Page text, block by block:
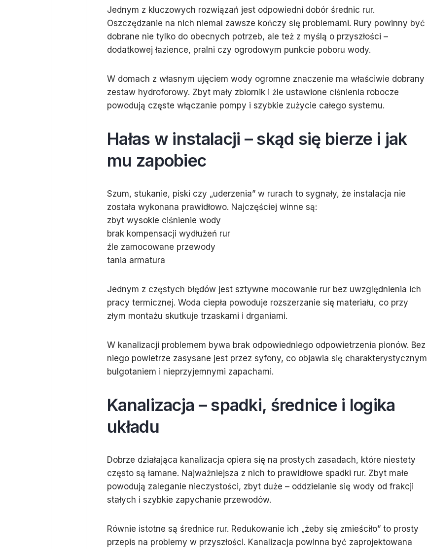
Jednym z kluczowych rozwiązań jest odpowiedni dobór średnic rur.
Oszczędzanie na nich niemal zawsze kończy się problemami. Rury powinny być
dobrane nie tylko do obecnych potrzeb, ale też z myślą o przyszłości –
dodatkowej łazience, pralni czy ogrodowym punkcie poboru wody.
W domach z własnym ujęciem wody ogromne znaczenie ma właściwie dobrany
zestaw hydroforowy. Zbyt mały zbiornik i źle ustawione ciśnienia robocze
powodują częste włączanie pompy i szybkie zużycie całego systemu.
Hałas w instalacji – skąd się bierze i jak
mu zapobiec
Szum, stukanie, piski czy „uderzenia” w rurach to sygnały, że instalacja nie
została wykonana prawidłowo. Najczęściej winne są:
zbyt wysokie ciśnienie wody
brak kompensacji wydłużeń rur
źle zamocowane przewody
tania armatura
Jednym z częstych błędów jest sztywne mocowanie rur bez uwzględnienia ich
pracy termicznej. Woda ciepła powoduje rozszerzanie się materiału, co przy
złym montażu skutkuje trzaskami i drganiami.
W kanalizacji problemem bywa brak odpowiedniego odpowietrzenia pionów. Bez
niego powietrze zasysane jest przez syfony, co objawia się charakterystycznym
bulgotaniem i nieprzyjemnymi zapachami.
Kanalizacja – spadki, średnice i logika
układu
Dobrze działająca kanalizacja opiera się na prostych zasadach, które niestety
często są łamane. Najważniejsza z nich to prawidłowe spadki rur. Zbyt małe
powodują zaleganie nieczystości, zbyt duże – oddzielanie się wody od frakcji
stałych i szybkie zapychanie przewodów.
Równie istotne są średnice rur. Redukowanie ich „żeby się zmieściło” to prosty
przepis na problemy w przyszłości. Kanalizacja powinna być zaprojektowana